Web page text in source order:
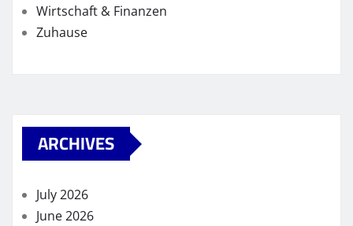
Wirtschaft & Finanzen
Zuhause
ARCHIVES
July 2026
June 2026